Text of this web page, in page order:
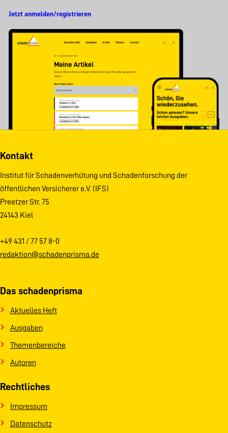
Jetzt anmelden/registrieren
Kontakt
Institut für Schadenverhütung und Schadenforschung der
öffentlichen Versicherer e.V. (IFS)
Preetzer Str. 75
24143 Kiel
+49 431 / 77 57 8-0
redaktion@schadenprisma.de
Das schadenprisma
Aktuelles Heft
Ausgaben
Themenbereiche
Autoren
Rechtliches
Impressum
Datenschutz